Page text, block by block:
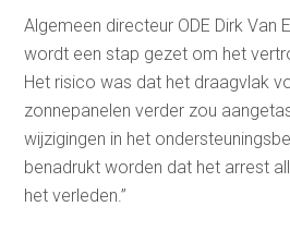
Algemeen directeur ODE Dirk Van
wordt een stap gezet om het
Het risico was dat het draagvlak
zonnepanelen verder zou
wijzigingen in het
benadrukt worden dat het arrest
het verleden.”